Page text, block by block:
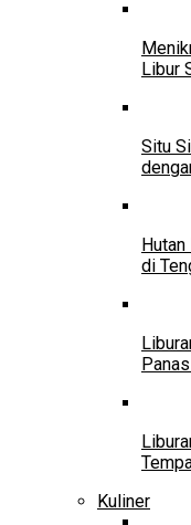
Libur
Situ
di
Kuliner